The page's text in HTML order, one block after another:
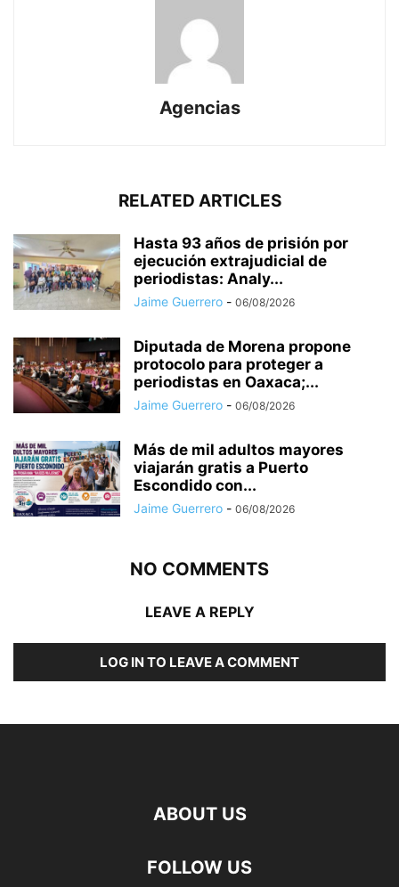
Agencias
RELATED ARTICLES
Hasta 93 años de prisión por
ejecución extrajudicial de
periodistas: Analy...
Jaime Guerrero - 06/08/2026
Diputada de Morena propone
protocolo para proteger a
periodistas en Oaxaca;...
Jaime Guerrero - 06/08/2026
Más de mil adultos mayores
viajarán gratis a Puerto
Escondido con...
Jaime Guerrero - 06/08/2026
NO COMMENTS
LEAVE A REPLY
LOG IN TO LEAVE A COMMENT
ABOUT US
FOLLOW US